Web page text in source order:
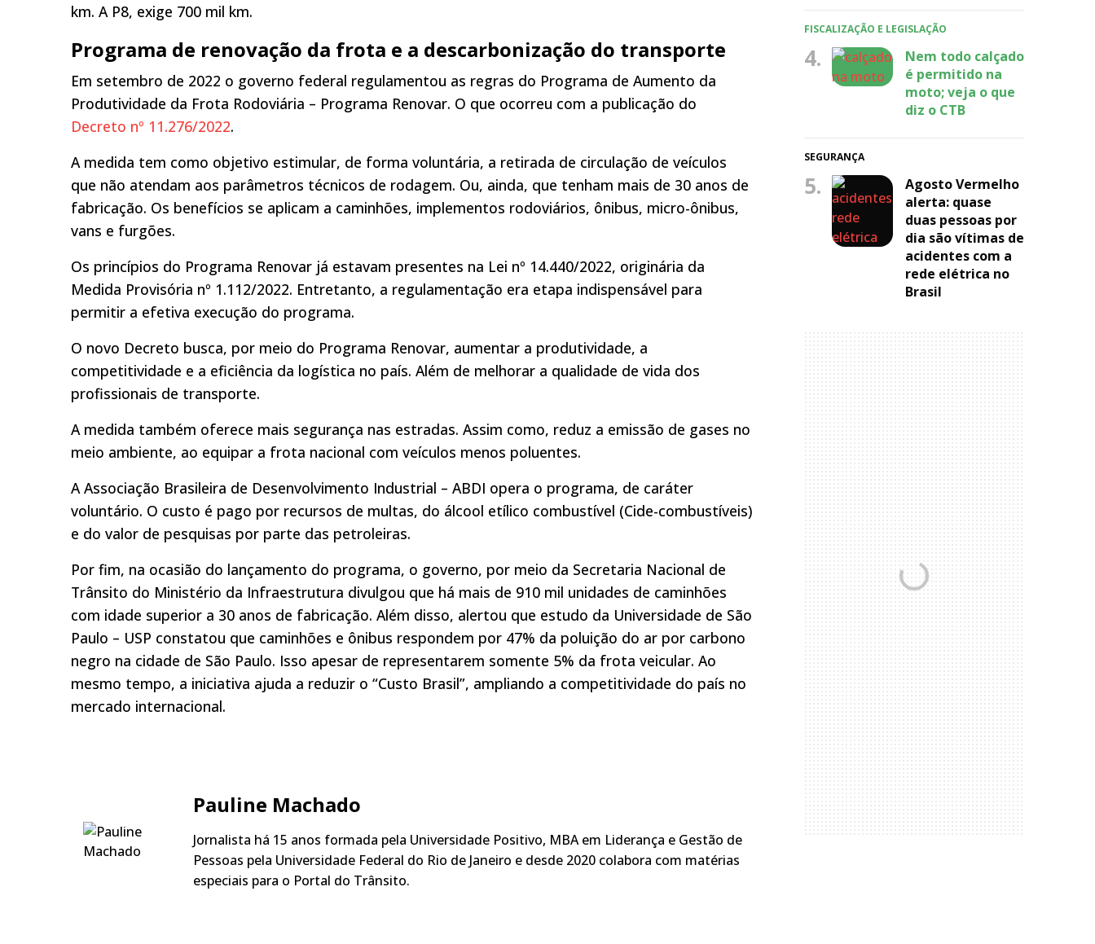
km. A P8, exige 700 mil km.
Programa de renovação da frota e a descarbonização do transporte
Em setembro de 2022 o governo federal regulamentou as regras do Programa de Aumento da
Produtividade da Frota Rodoviária – Programa Renovar. O que ocorreu com a publicação do
Decreto nº 11.276/2022.
A medida tem como objetivo estimular, de forma voluntária, a retirada de circulação de veículos
que não atendam aos parâmetros técnicos de rodagem. Ou, ainda, que tenham mais de 30 anos de
fabricação. Os benefícios se aplicam a caminhões, implementos rodoviários, ônibus, micro-ônibus,
vans e furgões.
Os princípios do Programa Renovar já estavam presentes na Lei nº 14.440/2022, originária da
Medida Provisória nº 1.112/2022. Entretanto, a regulamentação era etapa indispensável para
permitir a efetiva execução do programa.
O novo Decreto busca, por meio do Programa Renovar, aumentar a produtividade, a
competitividade e a eficiência da logística no país. Além de melhorar a qualidade de vida dos
profissionais de transporte.
A medida também oferece mais segurança nas estradas. Assim como, reduz a emissão de gases no
meio ambiente, ao equipar a frota nacional com veículos menos poluentes.
A Associação Brasileira de Desenvolvimento Industrial – ABDI opera o programa, de caráter
voluntário. O custo é pago por recursos de multas, do álcool etílico combustível (Cide-combustíveis)
e do valor de pesquisas por parte das petroleiras.
Por fim, na ocasião do lançamento do programa, o governo, por meio da Secretaria Nacional de
Trânsito do Ministério da Infraestrutura divulgou que há mais de 910 mil unidades de caminhões
com idade superior a 30 anos de fabricação. Além disso, alertou que estudo da Universidade de São
Paulo – USP constatou que caminhões e ônibus respondem por 47% da poluição do ar por carbono
negro na cidade de São Paulo. Isso apesar de representarem somente 5% da frota veicular. Ao
mesmo tempo, a iniciativa ajuda a reduzir o “Custo Brasil”, ampliando a competitividade do país no
mercado internacional.
Pauline Machado
Jornalista há 15 anos formada pela Universidade Positivo, MBA em Liderança e Gestão de
Pessoas pela Universidade Federal do Rio de Janeiro e desde 2020 colabora com matérias
especiais para o Portal do Trânsito.
FISCALIZAÇÃO E LEGISLAÇÃO
4.
Nem todo calçado
é permitido na
moto; veja o que
diz o CTB
SEGURANÇA
5.
Agosto Vermelho
alerta: quase
duas pessoas por
dia são vítimas de
acidentes com a
rede elétrica no
Brasil